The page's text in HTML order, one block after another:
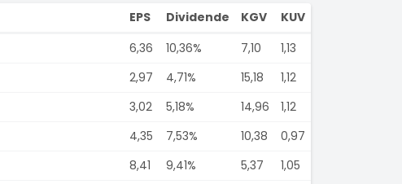
EPS Dividende KGV
KUV
6,36 10,36% 7,10
1,13
2,97 4,71% 15,18
1,12
3,02 5,18% 14,96
1,12
4,35 7,53% 10,38
0,97
8,41 9,41% 5,37
1,05